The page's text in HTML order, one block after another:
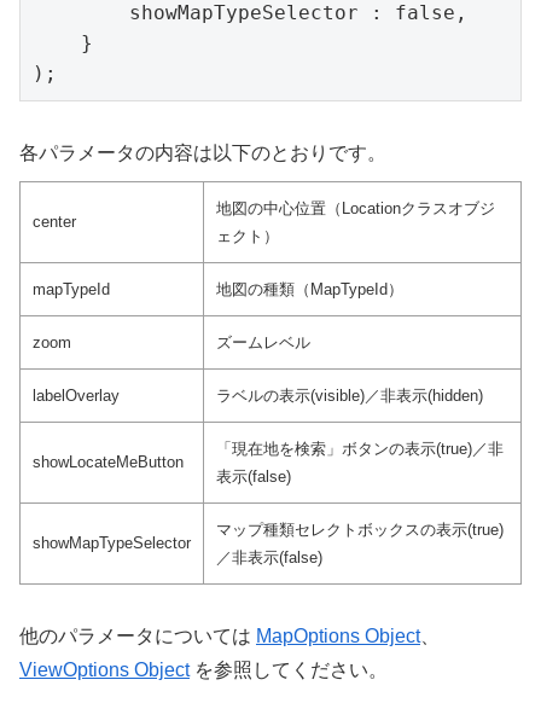
);
各パラメータの内容は以下のとおりです。
center
地図の中心位置（Locationクラスオブジ
ェクト）
mapTypeId 地図の種類（MapTypeId）
zoom ズームレベル
labelOverlay ラベルの表示(visible)／非表示(hidden)
showLocateMeButton
「現在地を検索」ボタンの表示(true)／非
表示(false)
showMapTypeSelector
マップ種類セレクトボックスの表示(true)
／非表示(false)
他のパラメータについては MapOptions Object、
ViewOptions Objectを参照してください。